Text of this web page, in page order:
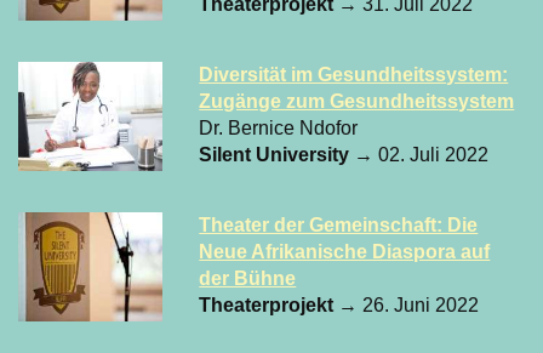
Theaterprojekt → 31. Juli 2022
Diversität im Gesundheitssystem:
Zugänge zum Gesundheitssystem
Dr. Bernice Ndofor
Silent University → 02. Juli 2022
Theater der Gemeinschaft: Die
Neue Afrikanische Diaspora auf
der Bühne
Theaterprojekt → 26. Juni 2022